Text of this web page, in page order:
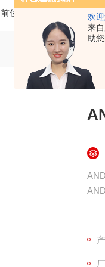
欢迎
来
助
位置： 产品中
称
可